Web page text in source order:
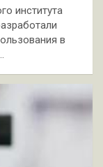
института
в